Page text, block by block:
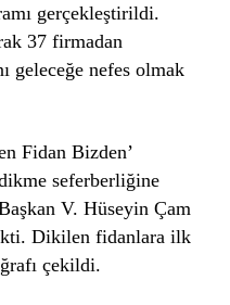
gerçekleştirildi.
37 firmadan
geleceğe nefes olmak
Fidan Bizden’
seferberliğine
V. Hüseyin Çam
Dikilen fidanlara ilk
çekildi.